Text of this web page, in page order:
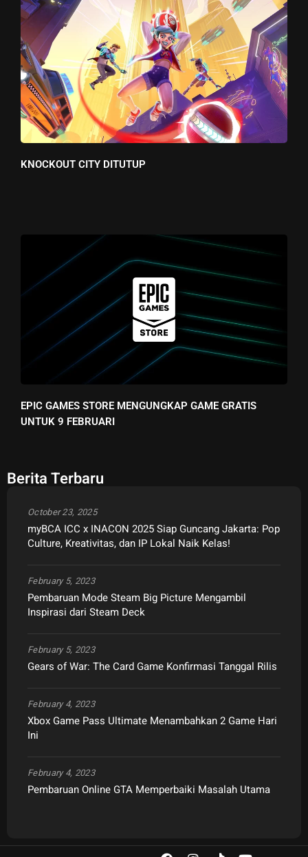
KNOCKOUT CITY DITUTUP
EPIC GAMES STORE MENGUNGKAP GAME GRATIS
UNTUK 9 FEBRUARI
Berita Terbaru
myBCA ICC x INACON 2025 Siap Guncang Jakarta: Pop
Culture, Kreativitas, dan IP Lokal Naik Kelas!
October 23, 2025
Pembaruan Mode Steam Big Picture Mengambil
Inspirasi dari Steam Deck
February 5, 2023
Gears of War: The Card Game Konfirmasi Tanggal Rilis
February 5, 2023
Xbox Game Pass Ultimate Menambahkan 2 Game Hari
Ini
February 4, 2023
Pembaruan Online GTA Memperbaiki Masalah Utama
February 4, 2023